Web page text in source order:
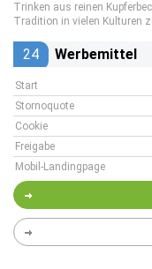
Trinken aus reinen
Tradition in vielen Kulturen
24 Werbemittel
Start
Stornoquote
Cookie
Freigabe
Mobil-Landingpage